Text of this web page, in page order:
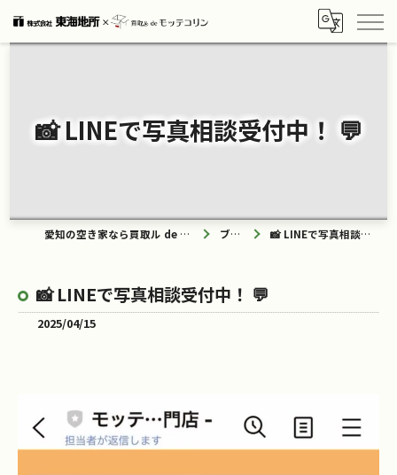
📸 LINEで写真相談受付中！ 💬
愛知の空き家なら買取ル de モッテコリン ブログ 📸 LINEで写真相談受付中！ 💬
📸 LINEで写真相談受付中！ 💬
2025/04/15